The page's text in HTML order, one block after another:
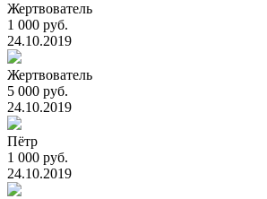
Жертвователь
1 000 руб.
24.10.2019
Жертвователь
5 000 руб.
24.10.2019
Пётр
1 000 руб.
24.10.2019